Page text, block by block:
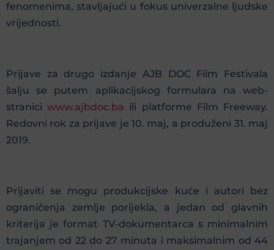
fenomenima, stavljajući u fokus univerzalne ljudske
vrijednosti.
Prijave za drugo izdanje AJB DOC Film Festivala
šalju se putem aplikacijskog formulara na web-
straniciwww.ajbdoc.ba ili platforme Film Freeway.
Redovni rok za prijave je 10. maj, a produženi 31. maj
2019.
Prijaviti se mogu produkcijske kuće i autori bez
ograničenja zemlje porijekla, a jedan od glavnih
kriterija je format TV-dokumentarca s minimalnim
trajanjem od 22 do 27 minuta i maksimalnim od 44